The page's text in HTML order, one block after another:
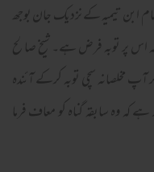
ابن تیمیہ کے نزدیک جان بوجھ
اس پر توبہ فرض ہے۔ شیخ صالح
مخلصانہ سچی توبہ کرکے آئندہ
کہ وہ سابقہ گناہ کو معاف فرما